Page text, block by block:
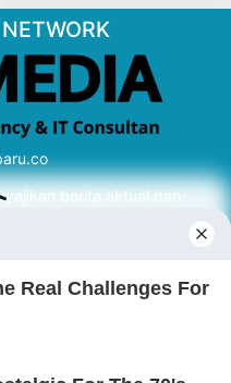
berita aktual dan
sumber yang tepat.